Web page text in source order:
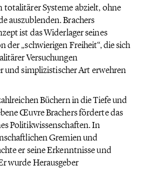
totalitärer Systeme abzielt, ohne
auszublenden. Brachers
ist das Widerlager seines
der „schwierigen Freiheit“, die sich
Versuchungen
und simplizistischer Art erwehren
Büchern in die Tiefe und
Œuvre Brachers förderte das
Politikwissenschaften. In
Gremien und
er seine Erkenntnisse und
wurde Herausgeber